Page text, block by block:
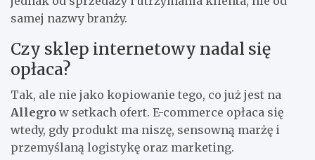
samej nazwy branży.
Czy sklep internetowy nadal się
opłaca?
Tak, ale nie jako kopiowanie tego, co już jest na
Allegro w setkach ofert. E-commerce opłaca się
wtedy, gdy produkt ma niszę, sensowną marżę i
przemyślaną logistykę oraz marketing.